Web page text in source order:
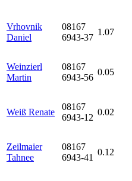
Vrhovnik
Daniel
08167
6943-37
1.07
Weinzierl
Martin
08167
6943-56
0.05
Weiß Renate
08167
6943-12
0.02
Zeilmaier
Tahnee
08167
6943-41
0.12